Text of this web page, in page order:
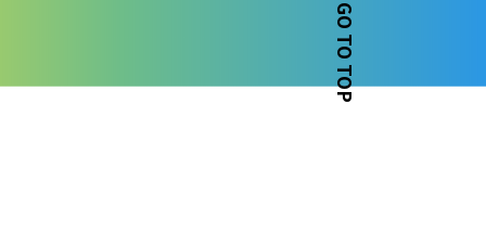
GO TO TOP